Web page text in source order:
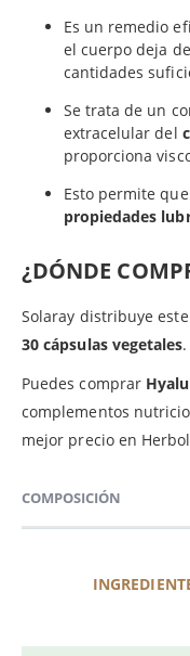
Es un remedio
el cuerpo deja
cantidades
Se trata de un
extracelular del
proporciona
Esto permite
propiedades
¿DÓNDE
Solaray distribuye
30 cápsulas vegetales.
Puedes comprar
complementos
mejor precio en
COMPOSICIÓN